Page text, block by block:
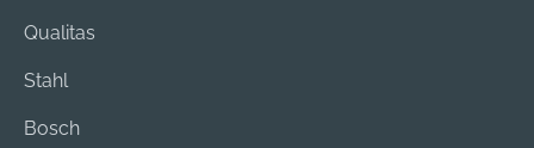
Qualitas
Stahl
Bosch